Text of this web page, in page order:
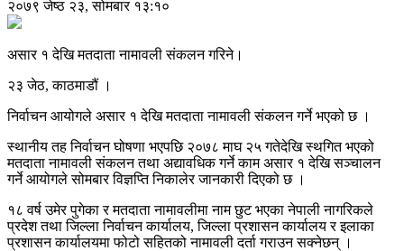
२०७९ जेष्ठ २३, सोमबार १३:१०
असार १ देखि मतदाता नामावली संकलन गरिने।
२३ जेठ, काठमाडौं ।
निर्वाचन आयोगले असार १ देखि मतदाता नामावली संकलन गर्ने भएको छ ।
स्थानीय तह निर्वाचन घोषणा भएपछि २०७८ माघ २५ गतेदेखि स्थगित भएको
मतदाता नामावली संकलन तथा अद्यावधिक गर्ने काम असार १ देखि सञ्चालन
गर्ने आयोगले सोमबार विज्ञप्ति निकालेर जानकारी दिएको छ ।
१८ वर्ष उमेर पुगेका र मतदाता नामावलीमा नाम छुट भएका नेपाली नागरिकले
प्रदेश तथा जिल्ला निर्वाचन कार्यालय, जिल्ला प्रशासन कार्यालय र इलाका
प्रशासन कार्यालयमा फोटो सहितको नामावली दर्ता गराउन सक्नेछन् ।